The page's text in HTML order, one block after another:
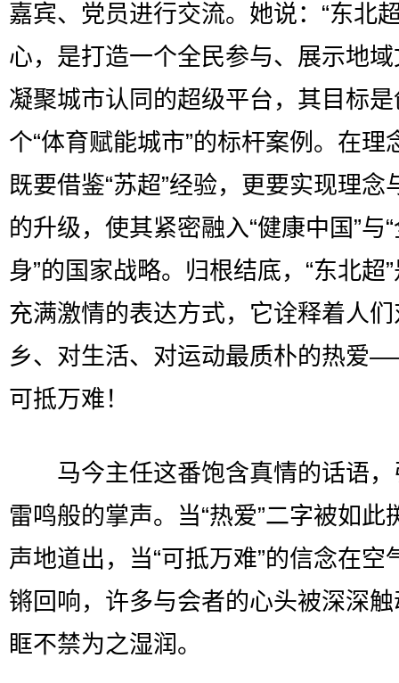
嘉宾、党员进行交流。她说：“东北
心，是打造一个全民参与、展示地
凝聚城市认同的超级平台，其目标
个“体育赋能城市”的标杆案例。在理
既要借鉴“苏超”经验，更要实现理念
的升级，使其紧密融入“健康中国”与
身”的国家战略。归根结底，“东北超
充满激情的表达方式，它诠释着人
乡、对生活、对运动最质朴的热爱
可抵万难！
马今主任这番饱含真情的话语，
雷鸣般的掌声。当“热爱”二字被如此
声地道出，当“可抵万难”的信念在空
锵回响，许多与会者的心头被深深
眶不禁为之湿润。